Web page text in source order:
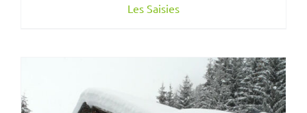
Les Saisies